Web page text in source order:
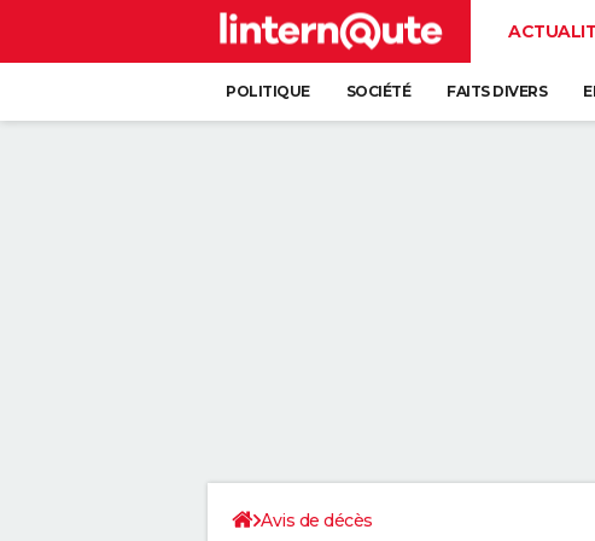
POLITIQUE SOCIÉTÉ FAITS DIVERS
Avis de décès